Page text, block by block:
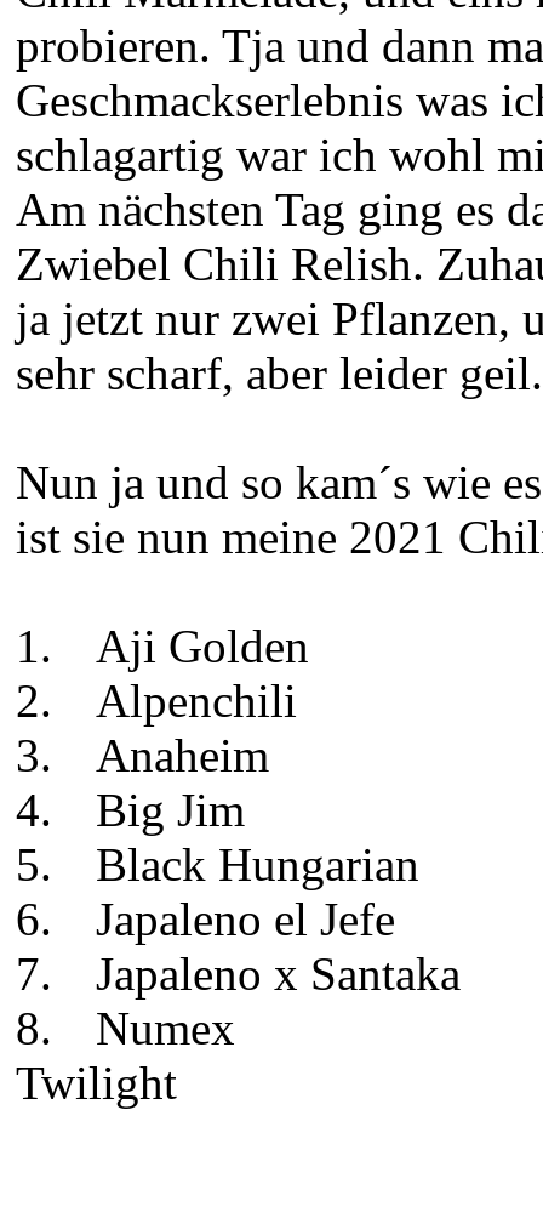
probieren. Tja und dann
Geschmackserlebnis was
schlagartig war ich wohl
Am nächsten Tag ging es
Zwiebel Chili Relish.
ja jetzt nur zwei Pflanzen,
sehr scharf, aber leider geil.
Nun ja und so kam´s wie
ist sie nun meine 2021
1.
Aji Golden
2.
Alpenchili
3.
Anaheim
4.
Big Jim
5.
Black Hungarian
6.
Japaleno el Jefe
7.
Japaleno x Santaka
8.
Numex